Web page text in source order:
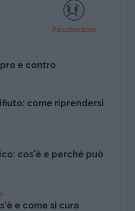
Psicoterapie
e contro
come riprendersi
cos'è e perché può
e come si cura